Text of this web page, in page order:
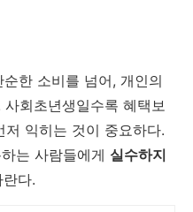
한 소비를 넘어, 개인의
회초년생일수록 혜택보
익히는 것이 중요하다.
는 사람들에게 실수하지
다.